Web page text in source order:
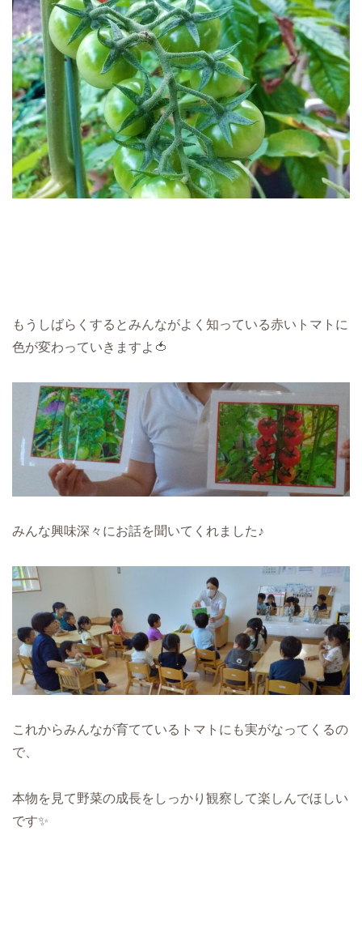
もうしばらくするとみんながよく知っている赤いトマトに
色が変わっていきますよ🍅
みんな興味深々にお話を聞いてくれました♪
これからみんなが育てているトマトにも実がなってくるの
で、
本物を見て野菜の成長をしっかり観察して楽しんでほしい
です✨